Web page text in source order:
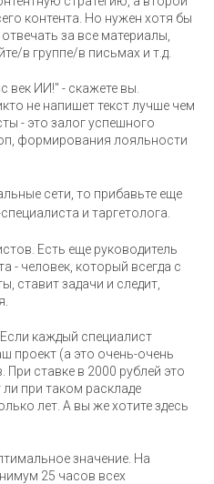
контента. Но нужен хотя бы
за все материалы,
в группе/в письмах и т.д.
век ИИ!" - скажете вы.
не напишет текст лучше чем
- это залог успешного
формирования лояльности
сети, то прибавьте еще
и таргетолога.
Есть еще руководитель
- человек, который всегда с
ставит задачи и следит,
каждый специалист
проект (а это очень-очень
ставке в 2000 рублей это
ли при таком раскладе
лет. А вы же хотите здесь
значение. На
25 часов всех